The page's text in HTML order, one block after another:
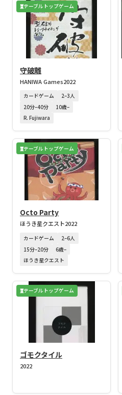
テーブルトップゲーム
守破離
HANIWA Games2022
カードゲーム
2–3人
20分–40分
10歳–
R. Fujiwara
テーブルトップゲーム
Octo Party
ほうき星クエスト2022
カードゲーム
2–6人
15分–20分
6歳–
ほうき星クエスト
テーブルトップゲーム
ゴモクタイル
2022